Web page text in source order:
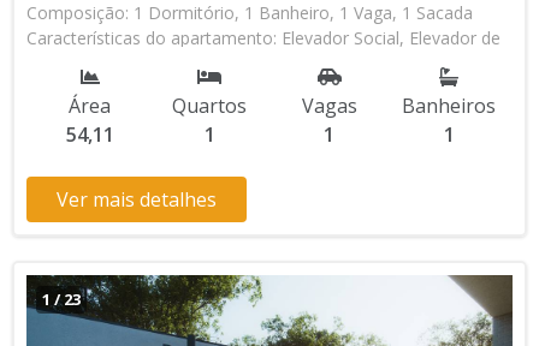
Composição: 1 Dormitório, 1 Banheiro, 1 Vaga, 1 Sacada
Características do apartamento: Elevador Social, Elevador de
Serviço, Piscina, Salão de Jogos, Salão de Festas,
Churrasqueira Aceita Financiamento Bancário * Os valores e
disponibilidade podem ser alterados sem prévio aviso. Favor
verificar entrando em contato com nossa equipe
Área
54,11
Quartos
1
Vagas
1
Banheiros
1
Ver mais detalhes
1 /23